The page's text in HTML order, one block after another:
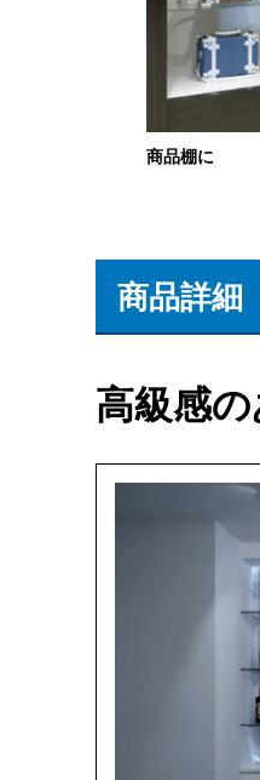
商品棚に
商品詳細
高級感